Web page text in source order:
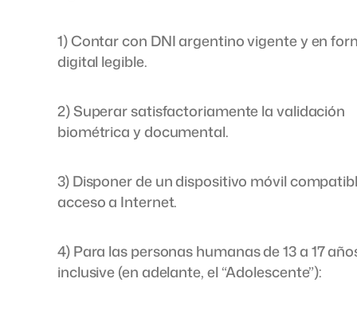
1) Contar con DNI argentino vigente y en
digital legible.
2) Superar satisfactoriamente la validación
biométrica y documental.
3) Disponer de un dispositivo móvil
acceso a Internet.
4) Para las personas humanas de 13 a 17
inclusive (en adelante, el “Adolescente”):